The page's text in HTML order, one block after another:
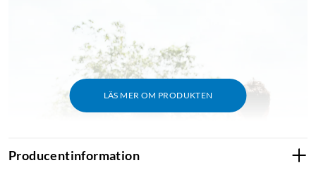
LÄS MER OM PRODUKTEN
Producentinformation